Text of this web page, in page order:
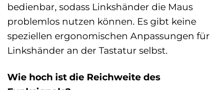
bedienbar, sodass Linkshänder die Maus
problemlos nutzen können. Es gibt keine
speziellen ergonomischen Anpassungen für
Linkshänder an der Tastatur selbst.
Wie hoch ist die Reichweite des